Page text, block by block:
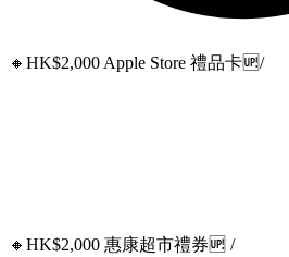
🔸HK$2,000 Apple Store 禮品卡🆙/
🔸HK$2,000 惠康超市禮券🆙 /